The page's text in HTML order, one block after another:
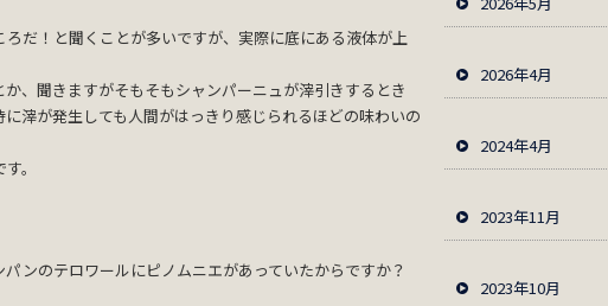
だ！と聞くことが多いですが、実際に底にある液体が上
、聞きますがそもそもシャンパーニュが滓引きするとき
滓が発生しても人間がはっきり感じられるほどの味わいの
。
ンのテロワールにピノムニエがあっていたからですか？
2026年4月
2024年4月
2023年11月
2023年10月